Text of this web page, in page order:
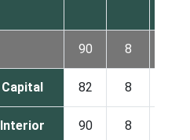
90 8
Capital 82 8
Interior 90 8